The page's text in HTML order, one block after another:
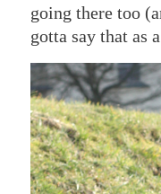
going there too
gotta say that as